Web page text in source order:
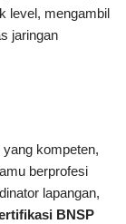
level, mengambil
jaringan
kompeten,
berprofesi
lapangan,
BNSP